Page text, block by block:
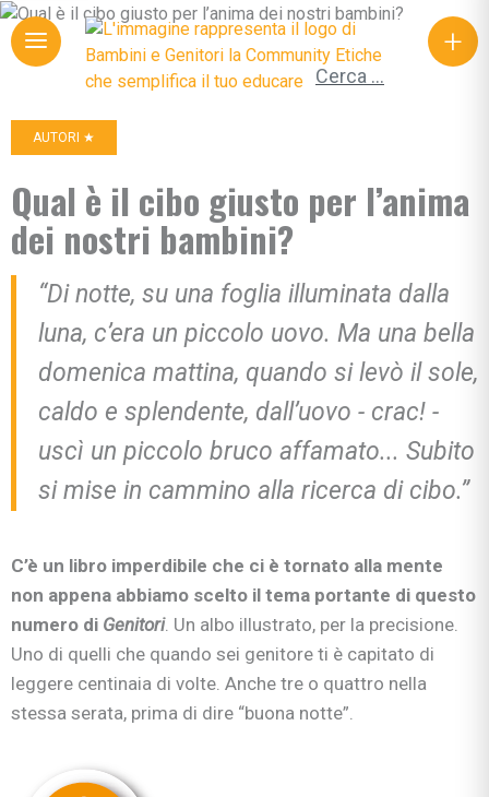
+
Ricerca per:
AUTORI ★
Qual è il cibo giusto per l’anima
dei nostri bambini?
“Di notte, su una foglia illuminata dalla
luna, c’era un piccolo uovo. Ma una bella
domenica mattina, quando si levò il sole,
caldo e splendente, dall’uovo - crac! -
uscì un piccolo bruco affamato... Subito
si mise in cammino alla ricerca di cibo.”
C’è un libro imperdibile che ci è tornato alla mente
non appena abbiamo scelto il tema portante di questo
numero di Genitori. Un albo illustrato, per la precisione.
Uno di quelli che quando sei genitore ti è capitato di
leggere centinaia di volte. Anche tre o quattro nella
stessa serata, prima di dire “buona notte”.